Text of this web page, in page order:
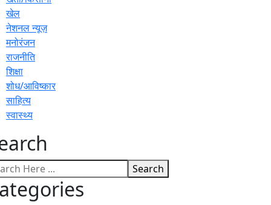
खेल
नेशनल न्यूज़
मनोरंजन
राजनीति
शिक्षा
शोध/आविष्कार
साहित्य
स्वास्थ्य
Search